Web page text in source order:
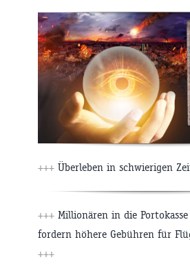
+++ Überleben in schwierigen
+++ Millionären in die
fordern höhere Gebühren für
+++